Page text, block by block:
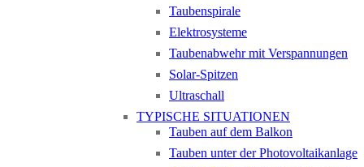
Taubenspirale
Elektrosysteme
Taubenabwehr mit Verspannungen
Solar-Spitzen
Ultraschall
TYPISCHE SITUATIONEN
Tauben auf dem Balkon
Tauben unter der Photovoltaikanlage